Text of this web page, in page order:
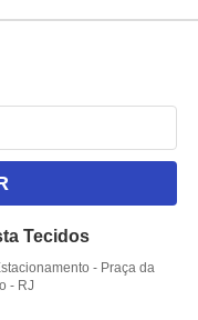
Tecidos
- Praça da
- RJ